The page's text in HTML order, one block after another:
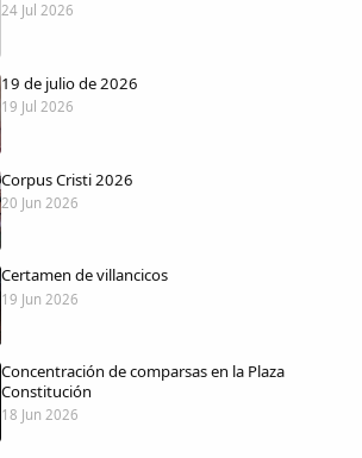
24 Jul 2026
19 de julio de 2026
19 Jul 2026
Corpus Cristi 2026
20 Jun 2026
Certamen de villancicos
19 Jun 2026
Concentración de comparsas en la Plaza
Constitución
18 Jun 2026
Compartir en Facebook
Compartir en Twitter